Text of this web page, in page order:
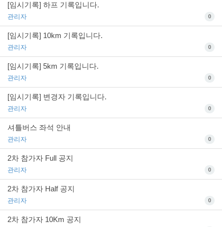
[임시기록] 하프 기록입니다.
관리자 0
[임시기록] 10km 기록입니다.
관리자 0
[임시기록] 5km 기록입니다.
관리자 0
[임시기록] 변경자 기록입니다.
관리자 0
셔틀버스 좌석 안내
관리자 0
2차 참가자 Full 공지
관리자 0
2차 참가자 Half 공지
관리자 0
2차 참가자 10Km 공지